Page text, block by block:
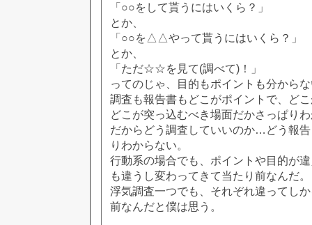
「○○をして貰うにはいくら？」
とか、
「○○を△△やって貰うにはいくら？」
とか、
「ただ☆☆を見て(調べて)！」
ってのじゃ、目的もポイントも分から
調査も報告書もどこがポイントで、ど
どこが突っ込むべき場面だかさっぱり
だからどう調査していいのか…どう報
りわからない。
行動系の場合でも、ポイントや目的が
も違うし変わってきて当たり前なんだ。
浮気調査一つでも、それぞれ違ってし
前なんだと僕は思う。